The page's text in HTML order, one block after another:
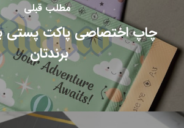
مطلب قبلی
چاپ اختصاصی پاکت پستی
برندتان